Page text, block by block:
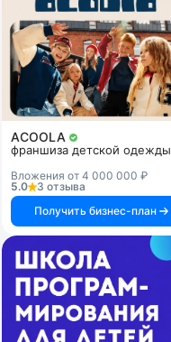
ACOOLA
франшиза детской одежды
Вложения от 4 000 000 ₽
5.0
3 отзыва
Получить бизнес-план